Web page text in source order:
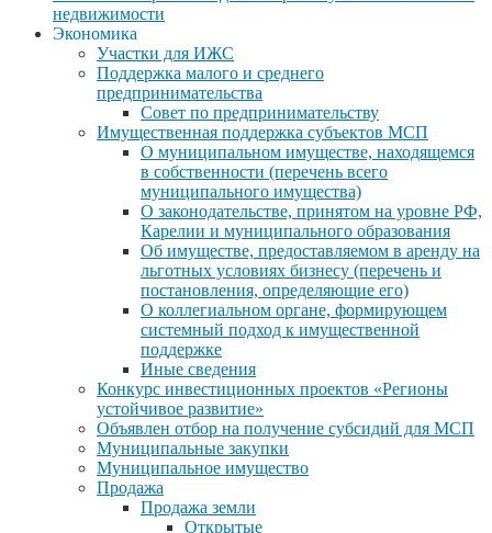
недвижимости
Экономика
Участки для ИЖС
Поддержка малого и среднего
предпринимательства
Совет по предпринимательству
Имущественная поддержка субъектов МСП
О муниципальном имуществе, находящемся
в собственности (перечень всего
муниципального имущества)
О законодательстве, принятом на уровне РФ,
Карелии и муниципального образования
Об имуществе, предоставляемом в аренду на
льготных условиях бизнесу (перечень и
постановления, определяющие его)
О коллегиальном органе, формирующем
системный подход к имущественной
поддержке
Иные сведения
Конкурс инвестиционных проектов «Регионы
устойчивое развитие»
Объявлен отбор на получение субсидий для МСП
Муниципальные закупки
Муниципальное имущество
Продажа
Продажа земли
Открытые